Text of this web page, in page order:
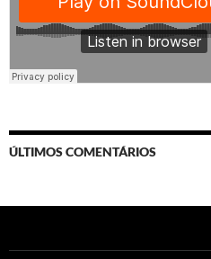
ÚLTIMOS COMENTÁRIOS